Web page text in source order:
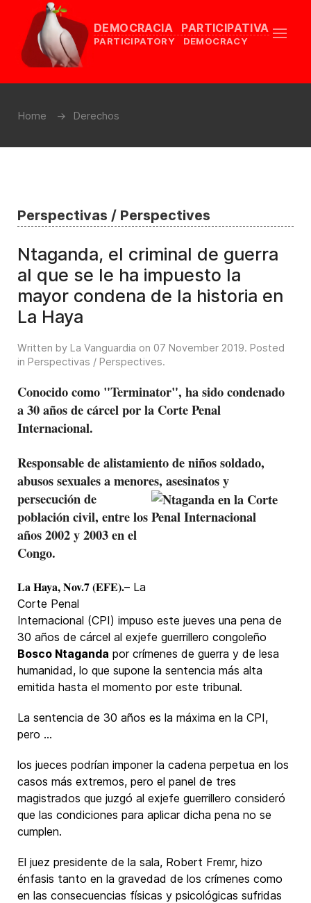
DEMOCRACIA PARTICIPATIVA
PARTICIPATORY DEMOCRACY
Home Derechos
Perspectivas / Perspectives
Ntaganda, el criminal de guerra
al que se le ha impuesto la
mayor condena de la historia en
La Haya
Written by La Vanguardia on 07 November 2019. Posted
in Perspectivas / Perspectives.
Conocido como "Terminator", ha sido condenado
a 30 años de cárcel por la Corte Penal
Internacional.
Responsable de alistamiento de niños soldado,
abusos sexuales a menores, asesinatos y
persecución de
población civil, entre los
años 2002 y 2003 en el
Congo.
La Haya, Nov.7 (EFE).– La
Corte Penal
Internacional (CPI) impuso este jueves una pena de
30 años de cárcel al exjefe guerrillero congoleño
Bosco Ntaganda por crímenes de guerra y de lesa
humanidad, lo que supone la sentencia más alta
emitida hasta el momento por este tribunal.
La sentencia de 30 años es la máxima en la CPI,
pero ...
los jueces podrían imponer la cadena perpetua en los
casos más extremos, pero el panel de tres
magistrados que juzgó al exjefe guerrillero consideró
que las condiciones para aplicar dicha pena no se
cumplen.
El juez presidente de la sala, Robert Fremr, hizo
énfasis tanto en la gravedad de los crímenes como
en las consecuencias físicas y psicológicas sufridas